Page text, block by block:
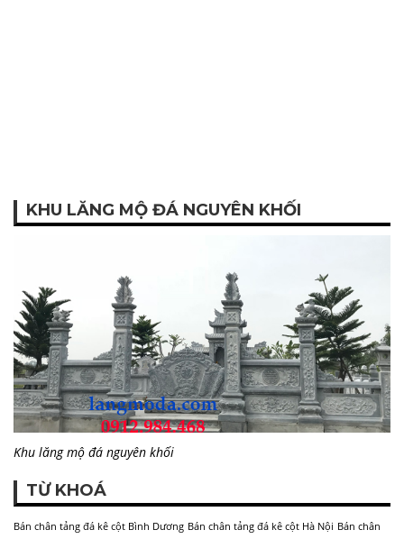
KHU LĂNG MỘ ĐÁ NGUYÊN KHỐI
Khu lăng mộ đá nguyên khối
TỪ KHOÁ
Bán chân tảng đá kê cột Bình Dương Bán chân tảng đá kê cột Hà Nội Bán chân